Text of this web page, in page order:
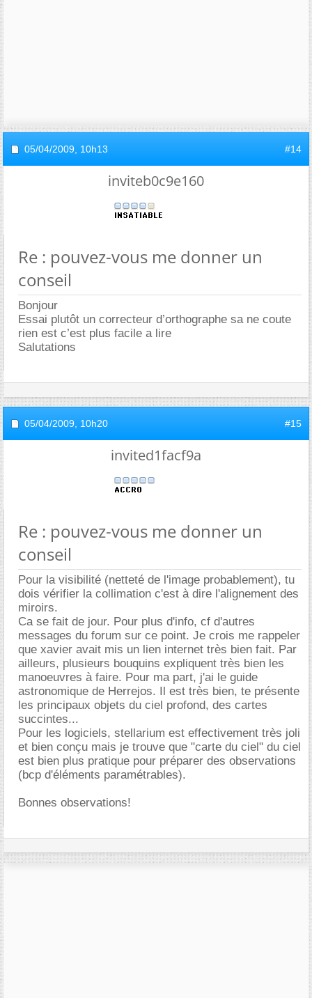
05/04/2009, 10h13 #14
inviteb0c9e160
Re : pouvez-vous me donner un
conseil
Bonjour
Essai plutôt un correcteur d’orthographe sa ne coute
rien est c’est plus facile a lire
Salutations
05/04/2009, 10h20 #15
invited1facf9a
Re : pouvez-vous me donner un
conseil
Pour la visibilité (netteté de l'image probablement), tu
dois vérifier la collimation c'est à dire l'alignement des
miroirs.
Ca se fait de jour. Pour plus d'info, cf d'autres
messages du forum sur ce point. Je crois me rappeler
que xavier avait mis un lien internet très bien fait. Par
ailleurs, plusieurs bouquins expliquent très bien les
manoeuvres à faire. Pour ma part, j'ai le guide
astronomique de Herrejos. Il est très bien, te présente
les principaux objets du ciel profond, des cartes
succintes...
Pour les logiciels, stellarium est effectivement très joli
et bien conçu mais je trouve que "carte du ciel" du ciel
est bien plus pratique pour préparer des observations
(bcp d'éléments paramétrables).
Bonnes observations!